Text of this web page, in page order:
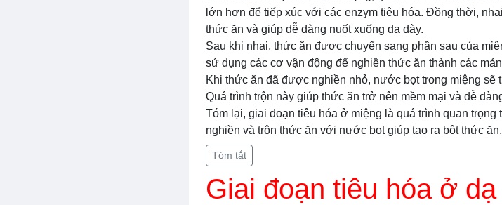
lớn hơn để tiếp xúc với các enzym tiêu hóa. Đồng thời,
thức ăn và giúp dễ dàng nuốt xuống dạ dày.
Sau khi nhai, thức ăn được chuyển sang phần sau của
sử dụng các cơ vận động để nghiền thức ăn thành các
Khi thức ăn đã được nghiền nhỏ, nước bọt trong miệng sẽ
Quá trình trộn này giúp thức ăn trở nên mềm mại và dễ
Tóm lại, giai đoạn tiêu hóa ở miệng là quá trình quan
nghiền và trộn thức ăn với nước bọt giúp tạo ra bột thức
Tóm tắt
Giai đoạn tiêu hóa ở